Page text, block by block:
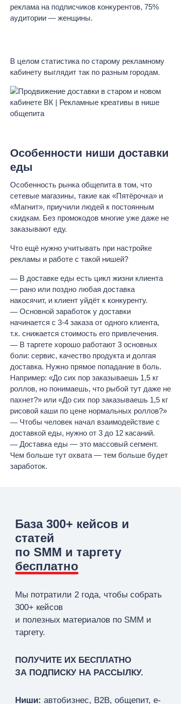
реклама на подписчиков конкурентов, 75%
аудитории — женщины.
В целом статистика по старому рекламному
кабинету выглядит так по разным городам.
Особенности ниши доставки
еды
Особенность рынка общепита в том, что
сетевые магазины, такие как «Пятёрочка» и
«Магнит», приучили людей к постоянным
скидкам. Без промокодов многие уже даже не
заказывают еду.
Что ещё нужно учитывать при настройке
рекламы и работе с такой нишей?
В доставке еды есть цикл жизни клиента
— рано или поздно любая доставка
накосячит, и клиент уйдёт к конкуренту.
Основной заработок у доставки
начинается с 3-4 заказа от одного клиента,
т.к. снижается стоимость его привлечения.
В таргете хорошо работают 3 основных
боли: сервис, качество продукта и долгая
доставка. Нужно прямое попадание в боль.
Например: «До сих пор заказываешь 1,5 кг
роллов, но понимаешь, что рыбой тут даже не
пахнет?» или «До сих пор заказываешь 1,5 кг
рисовой каши по цене нормальных роллов?»
Чтобы человек начал взаимодействие с
доставкой еды, нужно от 3 до 12 касаний.
Доставка еды — это массовый сегмент.
Чем больше тут охвата — тем больше будет
заработок.
База 300+ кейсов и
статей
по SMM и таргету
бесплатно
Мы потратили 2 года, чтобы собрать
300+ кейсов
и полезных материалов по SMM и
таргету.
ПОЛУЧИТЕ ИХ БЕСПЛАТНО
ЗА ПОДПИСКУ НА РАССЫЛКУ.
Ниши: автобизнес, В2В, общепит, e-